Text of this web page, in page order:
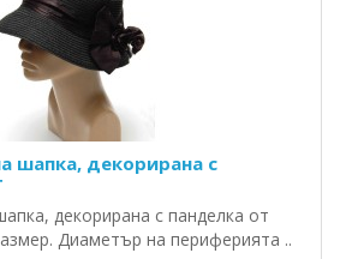
шапка, декорирана с
декорирана с панделка от
Диаметър на периферията ..